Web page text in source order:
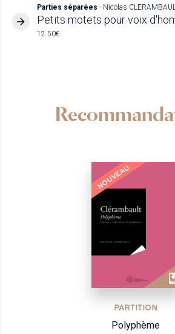
Parties séparées - Nicolas
Petits motets pour voix
12.50€
NOUVEAU
PARTITION
Polyphème